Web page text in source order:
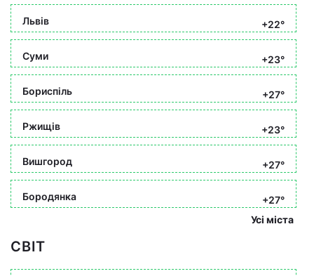
Львів +22°
Суми +23°
Бориспіль +27°
Ржищів +23°
Вишгород +27°
Бородянка
+27°
Усі міста
СВІТ